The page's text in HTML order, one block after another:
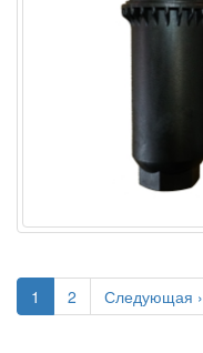
1 2 Следующая ›